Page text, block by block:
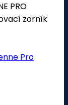
PRO
zorník
Pro